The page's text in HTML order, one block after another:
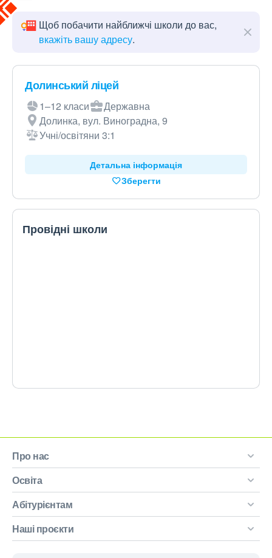
Щоб побачити найближчі школи до вас,
вкажіть вашу адресу.
Долинський ліцей
1–12 класи
Державна
Долинка, вул. Виноградна, 9
Учні/освітяни 3:1
Детальна інформація
Зберегти
Провідні школи
Про нас
Освіта
Абітурієнтам
Наші проєкти